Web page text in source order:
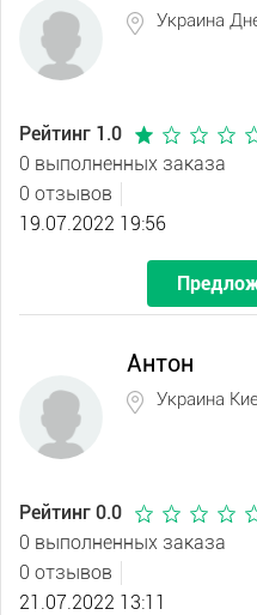
Украина
Рейтинг 1.0
0 выполненных заказа
0 отзывов
19.07.2022 19:56
Антон
Украина
Рейтинг 0.0
0 выполненных заказа
0 отзывов
21.07.2022 13:11